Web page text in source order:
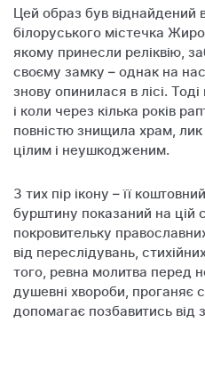
Цей образ був віднайдений
білоруського містечка
якому принесли реліквію,
своєму замку – однак на
знову опинилася в лісі. Тоді
і коли через кілька років
повністю знищила храм,
цілим і неушкодженим.
З тих пір ікону – її
бурштину показаний на цій
покровительку
від переслідувань,
того, ревна молитва перед
душевні хвороби, проганяє
допомагає позбавитись від